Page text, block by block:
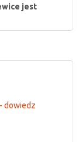
jest
dowiedz